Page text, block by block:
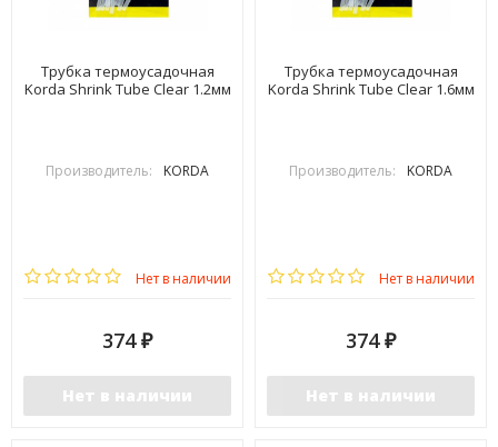
Трубка термоусадочная
Korda Shrink Tube Clear 1.2мм
Производитель: KORDA
Нет в наличии
374 ₽
Нет в наличии
Трубка термоусадочная
Korda Shrink Tube Clear 1.6мм
Производитель: KORDA
Нет в наличии
374 ₽
Нет в наличии